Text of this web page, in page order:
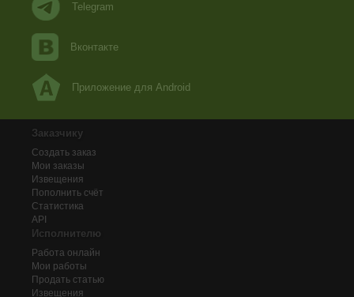
Telegram
Вконтакте
Приложение для Android
Заказчику
Создать заказ
Мои заказы
Извещения
Пополнить счёт
Статистика
API
Исполнителю
Работа онлайн
Мои работы
Продать статью
Извещения